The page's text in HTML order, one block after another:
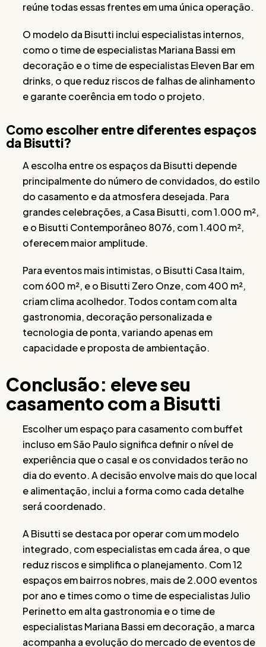
reúne todas essas frentes em uma única operação.
O modelo da Bisutti inclui especialistas internos,
como o time de especialistas Mariana Bassi em
decoração e o time de especialistas Eleven Bar em
drinks, o que reduz riscos de falhas de alinhamento
e garante coerência em todo o projeto.
Como escolher entre diferentes espaços
da Bisutti?
A escolha entre os espaços da Bisutti depende
principalmente do número de convidados, do estilo
do casamento e da atmosfera desejada. Para
grandes celebrações, a Casa Bisutti, com 1.000 m²,
e o Bisutti Contemporâneo 8076, com 1.400 m²,
oferecem maior amplitude.
Para eventos mais intimistas, o Bisutti Casa Itaim,
com 600 m², e o Bisutti Zero Onze, com 400 m²,
criam clima acolhedor. Todos contam com alta
gastronomia, decoração personalizada e
tecnologia de ponta, variando apenas em
capacidade e proposta de ambientação.
Conclusão: eleve seu
casamento com a Bisutti
Escolher um espaço para casamento com buffet
incluso em São Paulo significa definir o nível de
experiência que o casal e os convidados terão no
dia do evento. A decisão envolve mais do que local
e alimentação, inclui a forma como cada detalhe
será coordenado.
A Bisutti se destaca por operar com um modelo
integrado, com especialistas em cada área, o que
reduz riscos e simplifica o planejamento. Com 12
espaços em bairros nobres, mais de 2.000 eventos
por ano e times como o time de especialistas Julio
Perinetto em alta gastronomia e o time de
especialistas Mariana Bassi em decoração, a marca
acompanha a evolução do mercado de eventos de